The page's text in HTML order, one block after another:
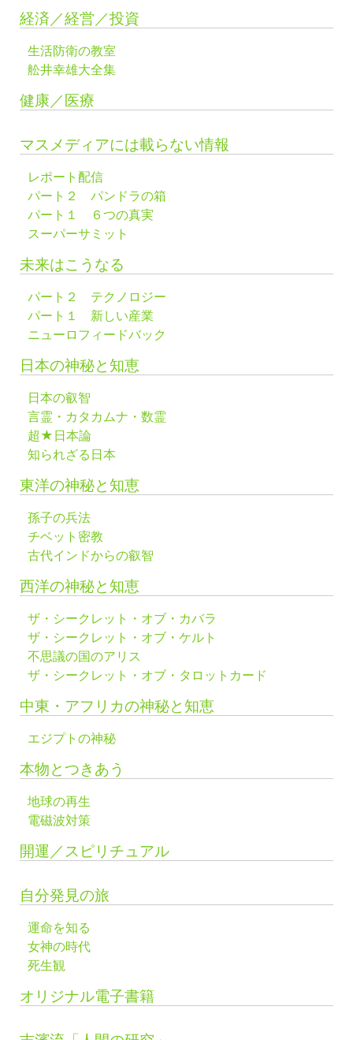
経済／経営／投資
生活防衛の教室
舩井幸雄大全集
健康／医療
マスメディアには載らない情報
レポート配信
パート２ パンドラの箱
パート１ ６つの真実
スーパーサミット
未来はこうなる
パート２ テクノロジー
パート１ 新しい産業
ニューロフィードバック
日本の神秘と知恵
日本の叡智
言霊・カタカムナ・数霊
超★日本論
知られざる日本
東洋の神秘と知恵
孫子の兵法
チベット密教
古代インドからの叡智
西洋の神秘と知恵
ザ・シークレット・オブ・カバラ
ザ・シークレット・オブ・ケルト
不思議の国のアリス
ザ・シークレット・オブ・タロットカード
中東・アフリカの神秘と知恵
エジプトの神秘
本物とつきあう
地球の再生
電磁波対策
開運／スピリチュアル
自分発見の旅
運命を知る
女神の時代
死生観
オリジナル電子書籍